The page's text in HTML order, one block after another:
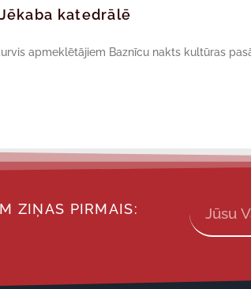
katedrālē
apmeklētājiem Baznīcu nakts kultūras
ZIŅAS PIRMAIS: